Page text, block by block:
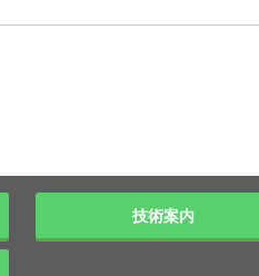
技術案内